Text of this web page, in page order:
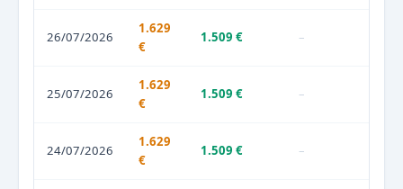
26/07/2026
1.629
€
1.509 € –
25/07/2026
1.629
€
1.509 € –
24/07/2026
1.629
€
1.509 € –